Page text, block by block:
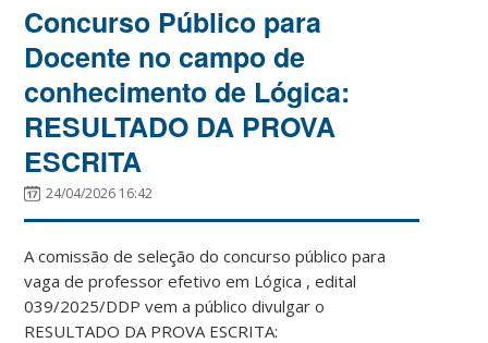
Concurso Público para
Docente no campo de
conhecimento de Lógica:
RESULTADO DA PROVA
ESCRITA
24/04/2026 16:42
A comissão de seleção do concurso público para
vaga de professor efetivo em Lógica , edital
039/2025/DDP vem a público divulgar o
RESULTADO DA PROVA ESCRITA: